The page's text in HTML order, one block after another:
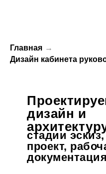
Главная →
Дизайн кабинета
дизайн и
стадии
проект,
документация